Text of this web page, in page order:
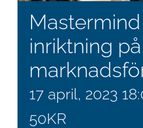
inriktning
17 april, 2023
50KR